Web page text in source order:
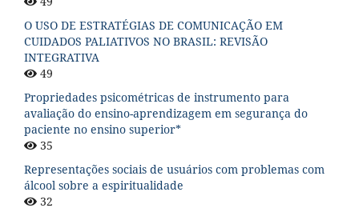
O USO DE ESTRATÉGIAS DE COMUNICAÇÃO EM
CUIDADOS PALIATIVOS NO BRASIL: REVISÃO
INTEGRATIVA
49
Propriedades psicométricas de instrumento para
avaliação do ensino-aprendizagem em segurança do
paciente no ensino superior*
35
Representações sociais de usuários com problemas com
álcool sobre a espiritualidade
32